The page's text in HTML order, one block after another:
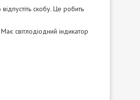
скобу. Це робить
світлодіодний індикатор